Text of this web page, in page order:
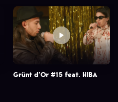
Grünt d’Or #15 feat. HIBA